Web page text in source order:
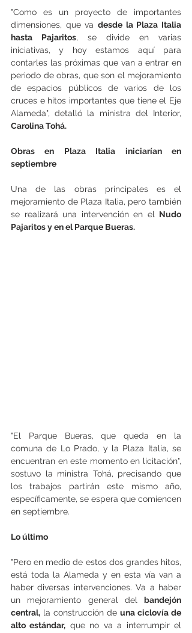
"Como es un proyecto de importantes
dimensiones, que va desde la Plaza Italia
hasta Pajaritos, se divide en varias
iniciativas, y hoy estamos aquí para
contarles las próximas que van a entrar en
periodo de obras, que son el mejoramiento
de espacios públicos de varios de los
cruces e hitos importantes que tiene el Eje
Alameda", detalló la ministra del Interior,
Carolina Tohá.
Obras en Plaza Italia iniciarían en
septiembre
Una de las obras principales es el
mejoramiento de Plaza Italia, pero también
se realizará una intervención en el Nudo
Pajaritos y en el Parque Bueras.
"El Parque Bueras, que queda en la
comuna de Lo Prado, y la Plaza Italia, se
encuentran en este momento en licitación",
sostuvo la ministra Tohá, precisando que
los trabajos partirán este mismo año,
específicamente, se espera que comiencen
en septiembre.
Lo último
"Pero en medio de estos dos grandes hitos,
está toda la Alameda y en esta vía van a
haber diversas intervenciones. Va a haber
un mejoramiento general del bandejón
central, la construcción de una ciclovía de
alto estándar, que no va a interrumpir el